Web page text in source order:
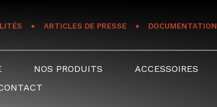
ARTICLES DE PRESSE DOCUMENTATION
NOS PRODUITS ACCESSOIRES